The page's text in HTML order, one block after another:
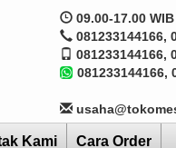
09.00-17.00
081233144166,
081233144166,
081233144166,
Kami Cara Order